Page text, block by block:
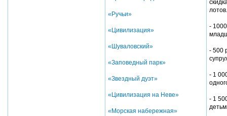
«Ручьи»
«Цивилизация»
«Шуваловский»
«Заповедный парк»
«Звездный дуэт»
«Цивилизация на Неве»
«Морская набережная»
-
- 500
- 1
- 1